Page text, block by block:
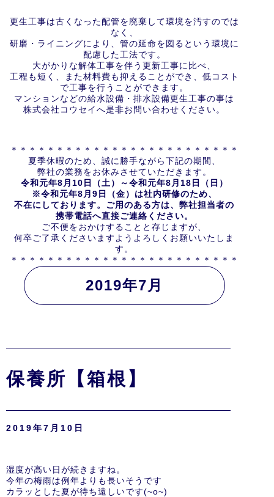
更生工事は古くなった配管を廃棄して環境を汚すのでは
なく、
研磨・ライニングにより、管の延命を図るという環境に
配慮した工法です。
大がかりな解体工事を伴う更新工事に比べ、
工程も短く、また材料費も抑えることができ、低コスト
で工事を行うことができます。
マンションなどの給水設備・排水設備更生工事の事は
株式会社コウセイへ是非お問い合わせください。
＊＊＊＊＊＊＊＊＊＊＊＊＊＊＊＊＊＊＊＊＊＊＊＊＊
夏季休暇のため、誠に勝手ながら下記の期間、
弊社の業務をお休みさせていただきます。
令和元年8 月10 日（土）～令和元年8 月18 日（日）
※令和元年8 月9 日（金）は社内研修のため、
不在にしております。ご用のある方は、弊社担当者の
携帯電話へ直接ご連絡ください。
ご不便をおかけすることと存じますが、
何卒ご了承くださいますようよろしくお願いいたしま
す。
＊＊＊＊＊＊＊＊＊＊＊＊＊＊＊＊＊＊＊＊＊＊＊＊＊
2019年7月
保養所【箱根】
2019年7月10日
湿度が高い日が続きますね。
今年の梅雨は例年よりも長いそうです
カラッとした夏が待ち遠しいです(~o~)